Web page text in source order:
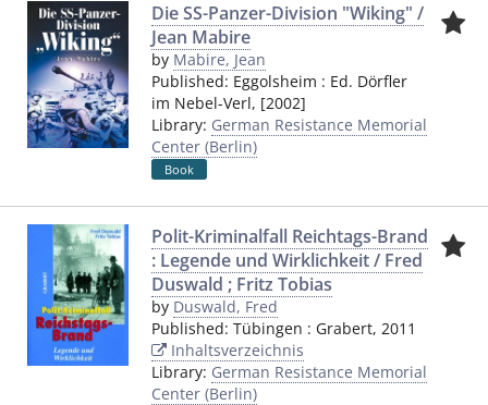
Die SS-Panzer-Division "Wiking" /
Jean Mabire
by Mabire, Jean
Published: Eggolsheim : Ed. Dörfler
im Nebel-Verl, [2002]
Library: German Resistance Memorial
Center (Berlin)
Book
Polit-Kriminalfall Reichtags-Brand
: Legende und Wirklichkeit / Fred
Duswald ; Fritz Tobias
by Duswald, Fred
Published: Tübingen : Grabert, 2011
Inhaltsverzeichnis
Library: German Resistance Memorial
Center (Berlin)